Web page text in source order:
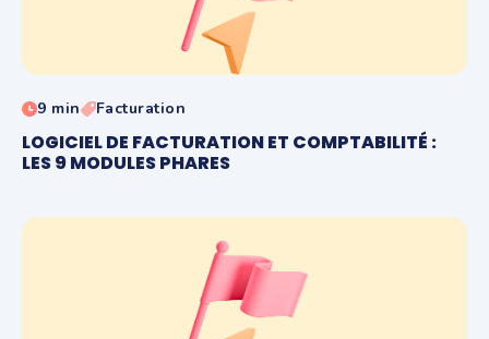
9 min Facturation
LOGICIEL DE FACTURATION ET COMPTABILITÉ :
LES 9 MODULES PHARES